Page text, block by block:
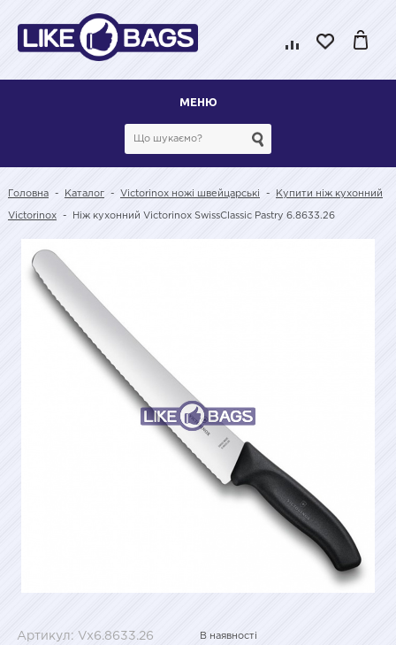
МЕНЮ
Головна - Каталог - Victorinox ножі швейцарські - Купити ніж кухонний
Victorinox - Ніж кухонний Victorinox SwissClassic Pastry 6.8633.26
Артикул: Vx6.8633.26 В наявності